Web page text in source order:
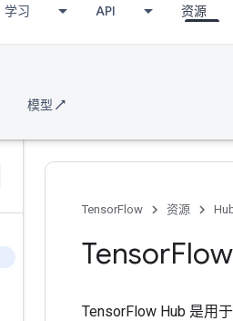
学习 API 资源
模型 ↗
TensorFlow
资源
Tensor
TensorFlow Hub 是用